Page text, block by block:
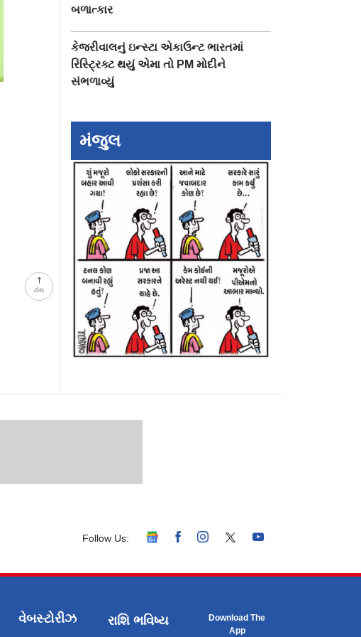
ટોચ
બળાત્કાર
કેજરીવાલનું ઇન્સ્ટા એકાઉન્ટ ભારતમાં
રિસ્ટ્રિક્ટ થયું એમા તો PM મોદીને
સંભળાવ્યું
મંજુલ
Follow Us:
વેબસ્ટોરીઝ રાશિ ભવિષ્ય
Download The
App